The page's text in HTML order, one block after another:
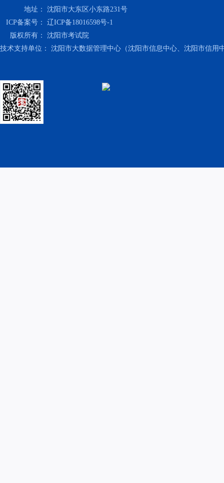
地址：
沈阳市大东区小东路231号
ICP备案号：
辽ICP备18016598号-1
版权所有：
沈阳市考试院
技术支持单位：
沈阳市大数据管理中心（沈阳市信息中心、沈阳市信用